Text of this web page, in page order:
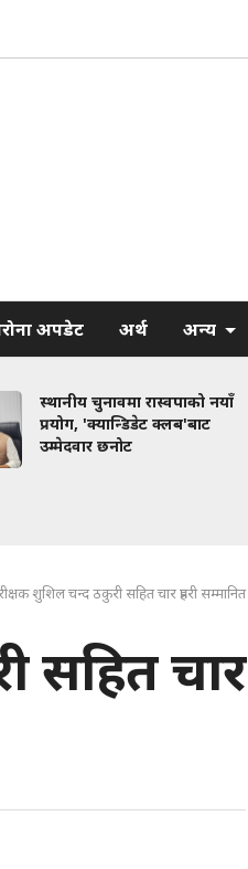
अपडेट अर्थ अन्य
स्थानीय चुनावमा रास्वपाको नयाँ
प्रयोग, 'क्यान्डिडेट क्लब'बाट
उम्मेदवार छनोट
शुशिल चन्द ठकुरी सहित चार प्रहरी सम्मानित
सहित चार